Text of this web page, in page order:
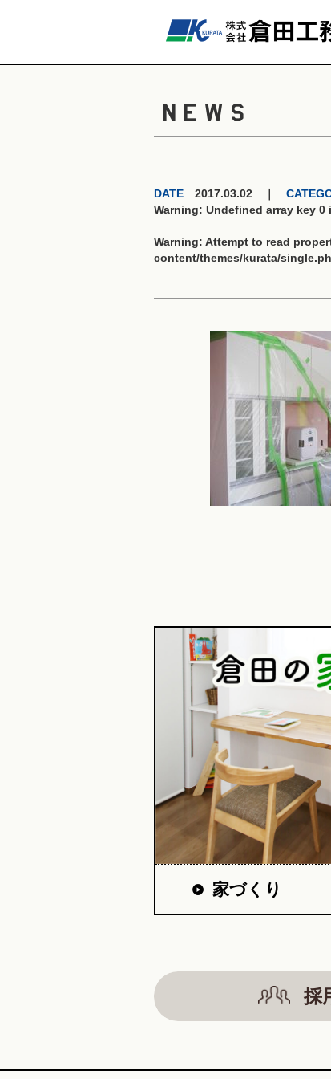
NEWS
DATE 2017.03.02 ｜
Warning: Undefined array key 0
Warning: Attempt to read
content/themes/kurata/
家づくり
採